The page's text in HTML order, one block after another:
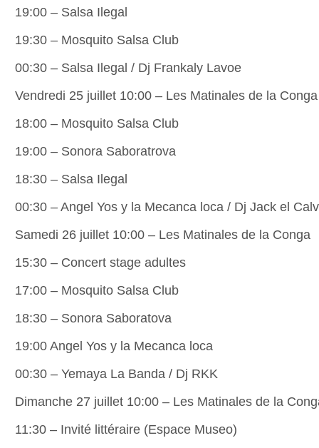
19:00 – Salsa Ilegal
19:30 – Mosquito Salsa Club
00:30 – Salsa Ilegal / Dj Frankaly Lavoe
Vendredi 25 juillet 10:00 – Les Matinales de la Conga
18:00 – Mosquito Salsa Club
19:00 – Sonora Saboratrova
18:30 – Salsa Ilegal
00:30 – Angel Yos y la Mecanca loca / Dj Jack el
Samedi 26 juillet 10:00 – Les Matinales de la Conga
15:30 – Concert stage adultes
17:00 – Mosquito Salsa Club
18:30 – Sonora Saboratova
19:00 Angel Yos y la Mecanca loca
00:30 – Yemaya La Banda / Dj RKK
Dimanche 27 juillet 10:00 – Les Matinales de la
11:30 – Invité littéraire (Espace Museo)